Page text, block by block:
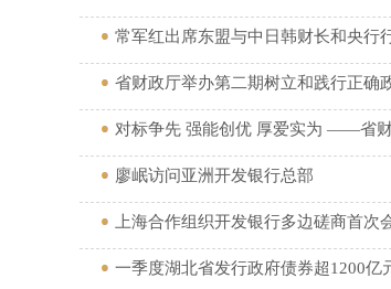
常军红出席东盟与中日韩财长和央行
省财政厅举办第二期树立和践行正确
对标争先 强能创优 厚爱实为 ——省
廖岷访问亚洲开发银行总部
上海合作组织开发银行多边磋商首次
一季度湖北省发行政府债券超1200亿